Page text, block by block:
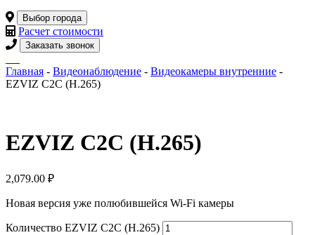
Выбор города
Расчет стоимости
Заказать звонок
Главная - Видеонаблюдение - Видеокамеры внутренние -
EZVIZ C2C (H.265)
EZVIZ C2C (H.265)
2,079.00 ₽
Новая версия уже полюбившейся Wi-Fi камеры
Количество EZVIZ C2C (H.265)